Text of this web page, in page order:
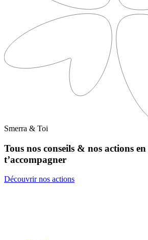
Smerra & Toi
Tous nos conseils & nos actions
t’accompagner
Découvrir nos actions